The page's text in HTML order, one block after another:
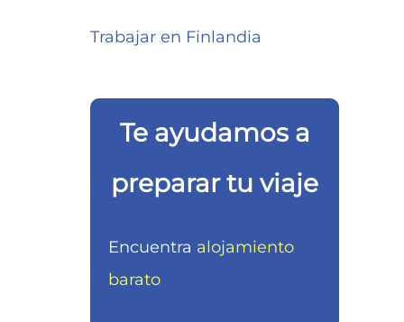
Trabajar en Finlandia
Te ayudamos a
preparar tu viaje
Encuentra alojamiento
barato